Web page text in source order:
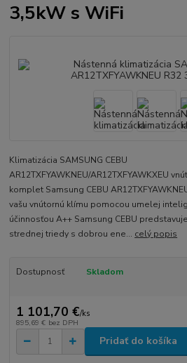
3,5kW s WiFi
Klimatizácia SAMSUNG CEBU
AR12TXFYAWKNEU/AR12TXFYAWKXEU
komplet Samsung CEBU
vašu vnútornú klímu pomocou umelej
účinnosťou A++ Samsung CEBU
strednej triedy s dobrou ene... celý popis
Dostupnosť Skladom
1 101,70 €/ks
895,69 € bez DPH
Pridať do košíka